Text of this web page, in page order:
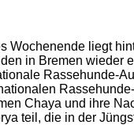
Wochenende liegt
in Bremen wieder
Rassehunde-
Chaya und ihre
teil, die in der